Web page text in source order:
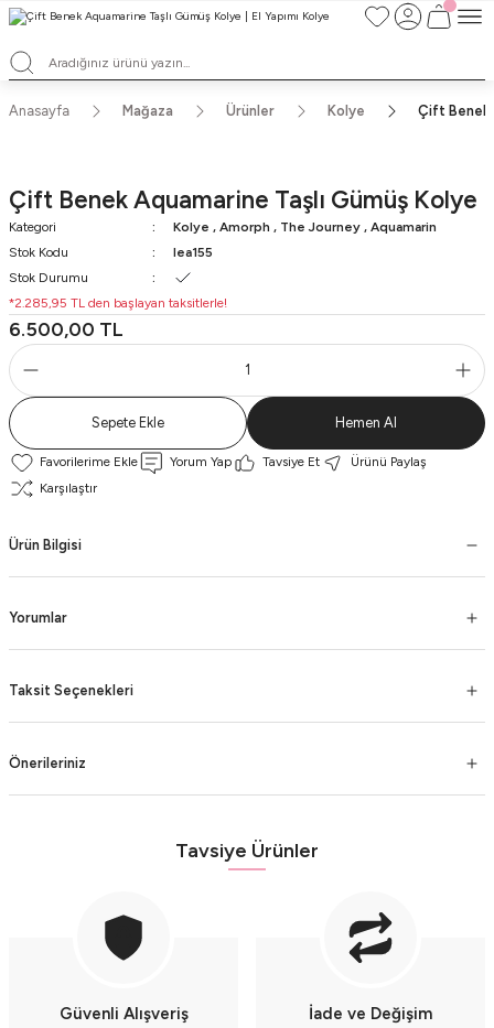
TÜM ALIŞVERİŞLERDE ÜCRETSİZ KARGO ve TAKSİT İMKANLARI
L'EA'NIN BÜYÜLÜ DÜNYASINA HOŞ GELDİNİZ
HER BİR L'EA ÖMÜR BOYU SAKLAYACAĞINIZ ANLAMLI BİR PARÇA
TEK ÜRETİM EL YAPIMI TASARIMLAR
Anasayfa Mağaza Ürünler Kolye Çift Benek
Çift Benek Aquamarine Taşlı Gümüş Kolye
Kategori Kolye , Amorph , The Journey , Aquamarin
Stok Kodu
lea155
Stok Durumu
*2.285,95 TL den başlayan taksitlerle!
6.500,00 TL
Sepete Ekle Hemen Al
Yorum Yap Tavsiye Et
Ürünü Paylaş
Karşılaştır
Ürün Bilgisi
Yorumlar
Taksit Seçenekleri
Önerileriniz
Tavsiye Ürünler
Aquamarine ve Citrine Taşlı Gümüş Küpe
Güvenli Alışveriş
İade ve Değişim